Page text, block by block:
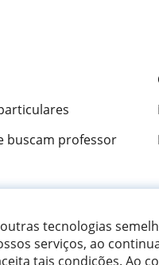
tecnologias
serviços, ao
tais condições. Ao
buscam professor